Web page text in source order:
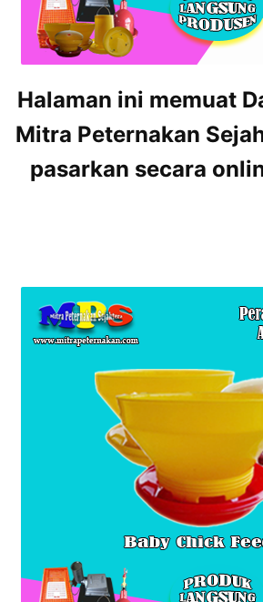
Halaman ini memuat
Mitra Peternakan
pasarkan secara